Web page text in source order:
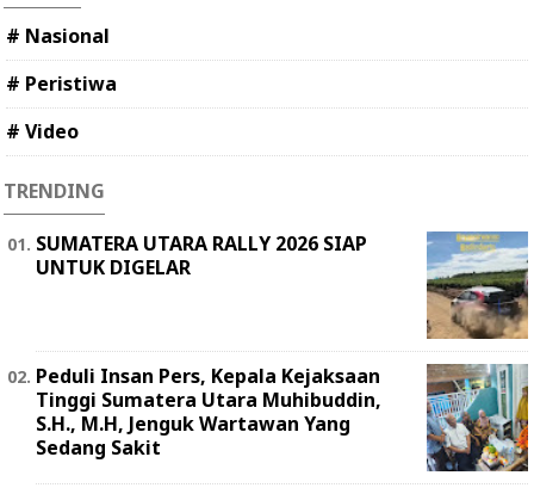
# Nasional
# Peristiwa
# Video
TRENDING
SUMATERA UTARA RALLY 2026 SIAP
UNTUK DIGELAR
Peduli Insan Pers, Kepala Kejaksaan
Tinggi Sumatera Utara Muhibuddin,
S.H., M.H, Jenguk Wartawan Yang
Sedang Sakit